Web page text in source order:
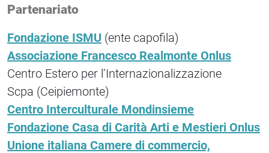
Partenariato
Fondazione ISMU (ente capofila)
Associazione Francesco Realmonte Onlus
Centro Estero per l’Internazionalizzazione
Scpa (Ceipiemonte)
Centro Interculturale Mondinsieme
Fondazione Casa di Carità Arti e Mestieri Onlus
Unione italiana Camere di commercio,